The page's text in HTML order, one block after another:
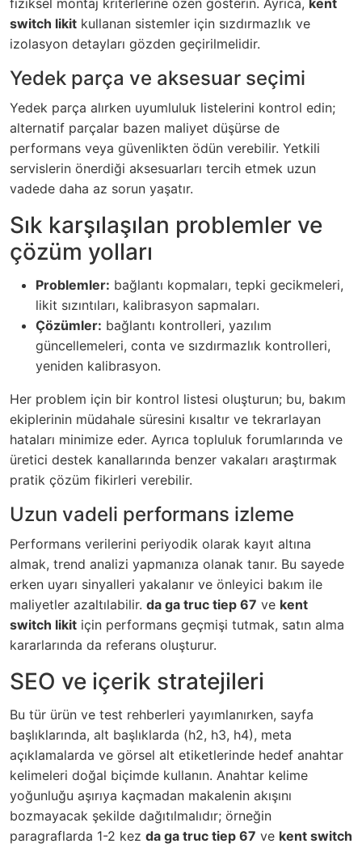
fiziksel montaj kriterlerine özen gösterin. Ayrıca, kent
switch likit kullanan sistemler için sızdırmazlık ve
izolasyon detayları gözden geçirilmelidir.
Yedek parça ve aksesuar seçimi
Yedek parça alırken uyumluluk listelerini kontrol edin;
alternatif parçalar bazen maliyet düşürse de
performans veya güvenlikten ödün verebilir. Yetkili
servislerin önerdiği aksesuarları tercih etmek uzun
vadede daha az sorun yaşatır.
Sık karşılaşılan problemler ve
çözüm yolları
Problemler: bağlantı kopmaları, tepki gecikmeleri,
likit sızıntıları, kalibrasyon sapmaları.
Çözümler: bağlantı kontrolleri, yazılım
güncellemeleri, conta ve sızdırmazlık kontrolleri,
yeniden kalibrasyon.
Her problem için bir kontrol listesi oluşturun; bu, bakım
ekiplerinin müdahale süresini kısaltır ve tekrarlayan
hataları minimize eder. Ayrıca topluluk forumlarında ve
üretici destek kanallarında benzer vakaları araştırmak
pratik çözüm fikirleri verebilir.
Uzun vadeli performans izleme
Performans verilerini periyodik olarak kayıt altına
almak, trend analizi yapmanıza olanak tanır. Bu sayede
erken uyarı sinyalleri yakalanır ve önleyici bakım ile
maliyetler azaltılabilir. da ga truc tiep 67 ve kent
switch likit için performans geçmişi tutmak, satın alma
kararlarında da referans oluşturur.
SEO ve içerik stratejileri
Bu tür ürün ve test rehberleri yayımlanırken, sayfa
başlıklarında, alt başlıklarda (h2, h3, h4), meta
açıklamalarda ve görsel alt etiketlerinde hedef anahtar
kelimeleri doğal biçimde kullanın. Anahtar kelime
yoğunluğu aşırıya kaçmadan makalenin akışını
bozmayacak şekilde dağıtılmalıdır; örneğin
paragraflarda 1-2 kez da ga truc tiep 67 ve kent switch